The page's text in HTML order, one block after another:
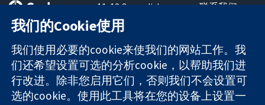
可信任的证据
知情决定
更完善的医疗健
康
11-13 Cavendish
Square
London
W1G 0AN
United Kingdom
联系我们
关于我们
工作机会
Cochrane
Library
我们的Cookie使用
我们使用必要的cookie来使我们的网站工作。我
们还希望设置可选的分析cookie，以帮助我们进
行改进。除非您启用它们，否则我们不会设置可
选的cookie。使用此工具将在您的设备上设置一